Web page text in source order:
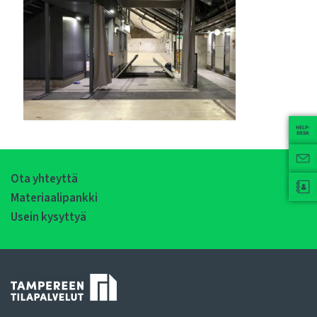
Ota yhteyttä
Materiaalipankki
Usein kysyttyä